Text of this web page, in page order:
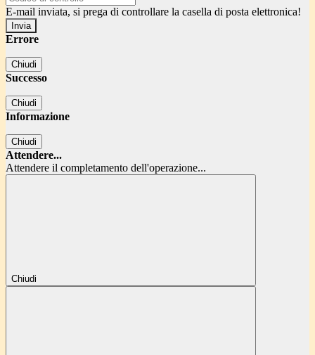
E-mail inviata, si prega di controllare la casella di posta elettronica!
Errore
Chiudi
Successo
Chiudi
Informazione
Chiudi
Attendere...
Attendere il completamento dell'operazione...
Chiudi